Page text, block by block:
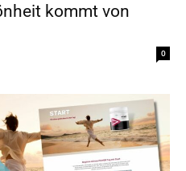
kommt von
0